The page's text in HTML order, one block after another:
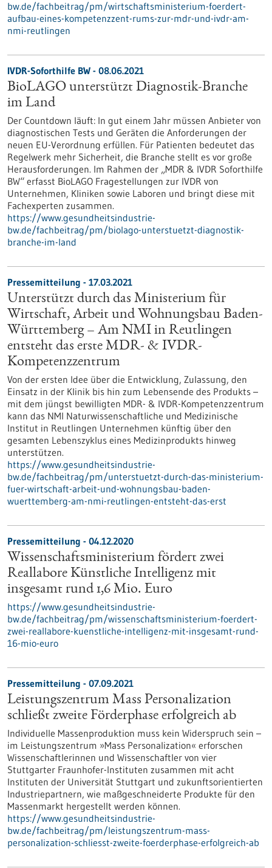
bw.de/fachbeitrag/pm/wirtschaftsministerium-foerdert-
aufbau-eines-kompetenzzent-rums-zur-mdr-und-ivdr-am-
nmi-reutlingen
IVDR-Soforthilfe BW - 08.06.2021
BioLAGO unterstützt Diagnostik-Branche
im Land
Der Countdown läuft: In gut einem Jahr müssen Anbieter von
diagnostischen Tests und Geräten die Anforderungen der
neuen EU-Verordnung erfüllen. Für Patienten bedeutet das
Regelwerk mehr Sicherheit, die Branche stellt es vor große
Herausforderungen. Im Rahmen der „MDR & IVDR Soforthilfe
BW“ erfasst BioLAGO Fragestellungen zur IVDR von
Unternehmen, Kliniken sowie Laboren und bringt diese mit
Fachexperten zusammen.
https://www.gesundheitsindustrie-
bw.de/fachbeitrag/pm/biolago-unterstuetzt-diagnostik-
branche-im-land
Pressemitteilung - 17.03.2021
Unterstützt durch das Ministerium für
Wirtschaft, Arbeit und Wohnungsbau Baden-
Württemberg – Am NMI in Reutlingen
entsteht das erste MDR- & IVDR-
Kompetenzzentrum
Von der ersten Idee über die Entwicklung, Zulassung, den
Einsatz in der Klinik bis hin zum Lebensende des Produkts –
mit dem jüngst bewilligten MDR- & IVDR-Kompetenzzentrum
kann das NMI Naturwissenschaftliche und Medizinische
Institut in Reutlingen Unternehmen künftig über den
gesamten Lebenszyklus eines Medizinprodukts hinweg
unterstützen.
https://www.gesundheitsindustrie-
bw.de/fachbeitrag/pm/unterstuetzt-durch-das-ministerium-
fuer-wirtschaft-arbeit-und-wohnungsbau-baden-
wuerttemberg-am-nmi-reutlingen-entsteht-das-erst
Pressemitteilung - 04.12.2020
Wissenschaftsministerium fördert zwei
Reallabore Künstliche Intelligenz mit
insgesamt rund 1,6 Mio. Euro
https://www.gesundheitsindustrie-
bw.de/fachbeitrag/pm/wissenschaftsministerium-foerdert-
zwei-reallabore-kuenstliche-intelligenz-mit-insgesamt-rund-
16-mio-euro
Pressemitteilung - 07.09.2021
Leistungszentrum Mass Personalization
schließt zweite Förderphase erfolgreich ab
Individuelle Massenproduktion muss kein Widerspruch sein –
im Leistungszentrum »Mass Personalization« erforschen
Wissenschaftlerinnen und Wissenschaftler von vier
Stuttgarter Fraunhofer-Instituten zusammen mit acht
Instituten der Universität Stuttgart und zukunftsorientierten
Industriepartnern, wie maßgeschneiderte Produkte für den
Massenmarkt hergestellt werden können.
https://www.gesundheitsindustrie-
bw.de/fachbeitrag/pm/leistungszentrum-mass-
personalization-schliesst-zweite-foerderphase-erfolgreich-ab